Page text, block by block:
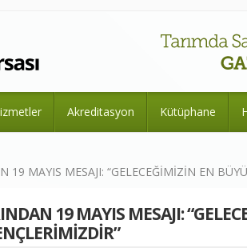
Akreditasyon Kütüphane
19 MAYIS MESAJI: “GELECEĞİMİZİN EN
19 MAYIS MESAJI: